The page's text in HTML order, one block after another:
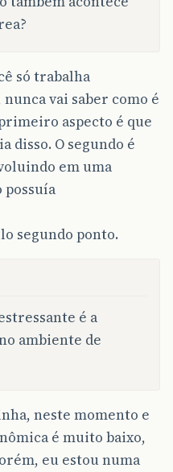
só trabalha
vai saber como é
aspecto é que
disso. O segundo é
em uma
possuía
segundo ponto.
é a
ambiente de
neste momento e
é muito baixo,
eu estou numa